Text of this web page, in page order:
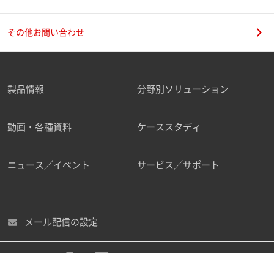
その他お問い合わせ
製品情報 分野別ソリューション
動画・各種資料 ケーススタディ
ニュース／イベント サービス／サポート
メール配信の設定